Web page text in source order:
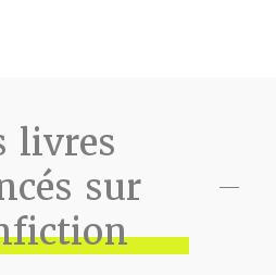
livres
sur